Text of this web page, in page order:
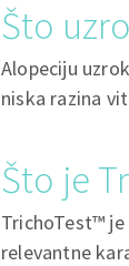
Što
Alopeciju
niska razina
Što je
TrichoTest™
relevantne